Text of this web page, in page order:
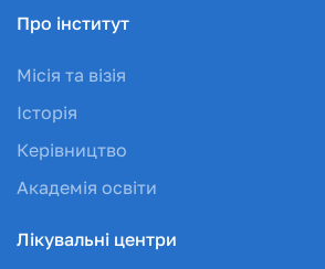
Про інститут
Місія та візія
Історія
Керівництво
Академія освіти
Лікувальні центри